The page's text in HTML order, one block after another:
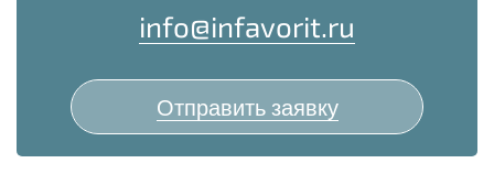
info@infavorit.ru
Отправить заявку